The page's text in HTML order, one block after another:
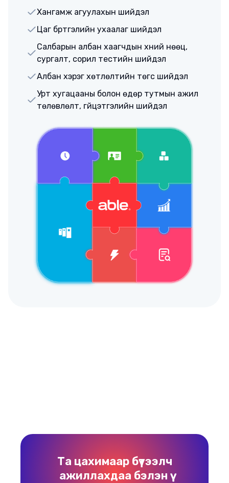
Хангамж агуулахын шийдэл
Цаг бүртгэлийн ухаалаг шийдэл
Салбарын албан хаагчдын хүний нөөц,
сургалт, сорил тестийн шийдэл
Албан хэрэг хөтлөлтийн төгс шийдэл
Урт хугацааны болон өдөр тутмын ажил
төлөвлөлт, гүйцэтгэлийн шийдэл
Та цахимаар бүтээлч
ажиллахдаа бэлэн үү